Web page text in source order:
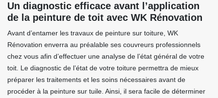
Un diagnostic efficace avant l’application
de la peinture de toit avec WK Rénovation
Avant d’entamer les travaux de peinture sur toiture, WK
Rénovation enverra au préalable ses couvreurs professionnels
chez vous afin d’effectuer une analyse de l’état général de votre
toit. Le diagnostic de l’état de votre toiture permettra de mieux
préparer les traitements et les soins nécessaires avant de
procéder à la peinture sur tuile. Ainsi, il sera facile de déterminer